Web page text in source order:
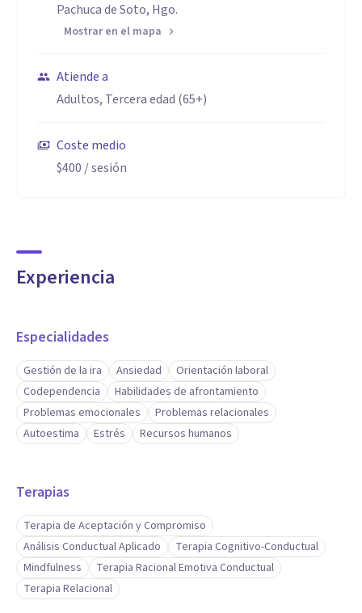
Capacidad para conectar con los pacientes a través de
- Además de las sesiones, tengo presencia en redes sociales
y un podcast, lo que me permite ampliar mi alcance y poder
sesiones de acompañamiento psicológico.
Pachuca de Soto, Hgo.
Mostrar en el mapa
Atiende a
Adultos, Tercera edad (65+)
Coste medio
$400 / sesión
Experiencia
Especialidades
Gestión de la ira Ansiedad
Orientación laboral
Codependencia
Habilidades de afrontamiento
Problemas emocionales
Problemas relacionales
Autoestima
Estrés Recursos humanos
Terapias
Terapia de Aceptación y Compromiso
Análisis Conductual Aplicado
Terapia Cognitivo-Conductual
Mindfulness
Terapia Racional Emotiva Conductual
Terapia Relacional